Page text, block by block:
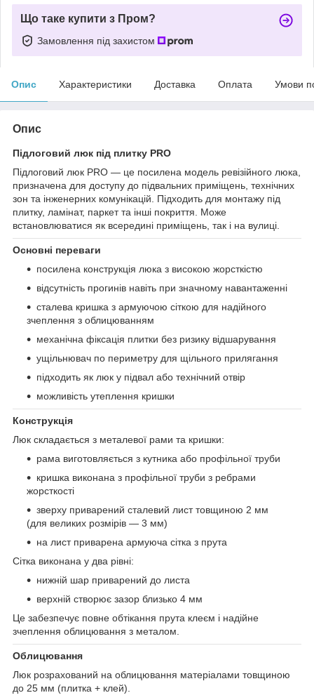
Що таке купити з Пром?
Замовлення під захистом
Опис Характеристики Доставка Оплата Умови
Опис
Підлоговий люк під плитку PRO
Підлоговий люк PRO — це посилена модель ревізійного люка,
призначена для доступу до підвальних приміщень, технічних
зон та інженерних комунікацій. Підходить для монтажу під
плитку, ламінат, паркет та інші покриття. Може
встановлюватися як всередині приміщень, так і на вулиці.
Основні переваги
посилена конструкція люка з високою жорсткістю
відсутність прогинів навіть при значному навантаженні
сталева кришка з армуючою сіткою для надійного
зчеплення з облицюванням
механічна фіксація плитки без ризику відшарування
ущільнювач по периметру для щільного прилягання
підходить як люк у підвал або технічний отвір
можливість утеплення кришки
Конструкція
Люк складається з металевої рами та кришки:
рама виготовляється з кутника або профільної труби
кришка виконана з профільної труби з ребрами
жорсткості
зверху приварений сталевий лист товщиною 2 мм
(для великих розмірів — 3 мм)
на лист приварена армуюча сітка з прута
Сітка виконана у два рівні:
нижній шар приварений до листа
верхній створює зазор близько 4 мм
Це забезпечує повне обтікання прута клеєм і надійне
зчеплення облицювання з металом.
Облицювання
Люк розрахований на облицювання матеріалами товщиною
до 25 мм (плитка + клей).